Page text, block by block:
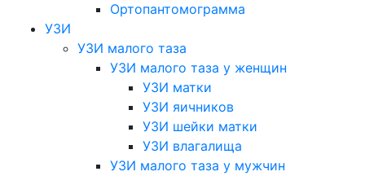
Ортопантомограмма
УЗИ
УЗИ малого таза
УЗИ малого таза у женщин
УЗИ матки
УЗИ яичников
УЗИ шейки матки
УЗИ влагалища
УЗИ малого таза у мужчин